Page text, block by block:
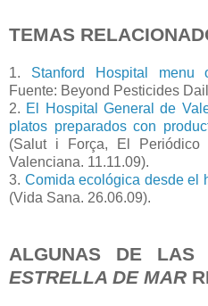
TEMAS
1. Stanford Hospital menu
Fuente: Beyond Pesticides
2. El Hospital General de
platos preparados con
(Salut i Força, El
Valenciana. 11.11.09).
3. Comida ecológica desde el
(Vida Sana. 26.06.09).
ALGUNAS DE LAS
ESTRELLA DE MAR